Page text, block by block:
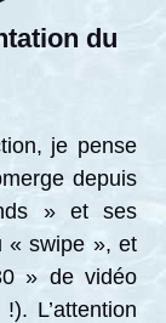
du
je pense
depuis
» et ses
« swipe », et
» de vidéo
L’attention